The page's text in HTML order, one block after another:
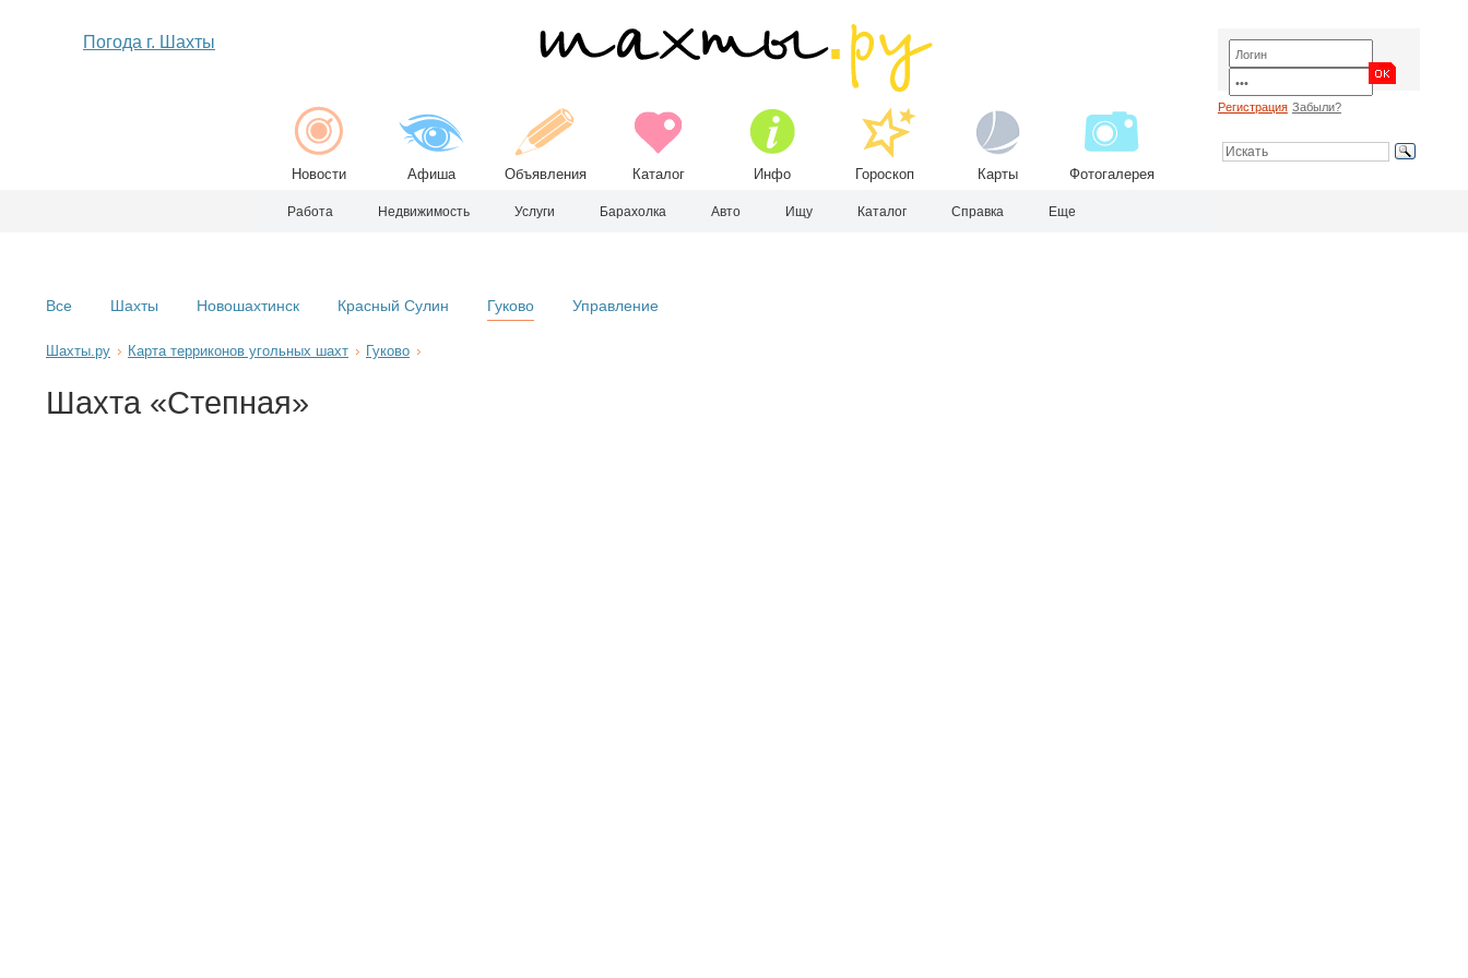
Погода г. Шахты
Новости Афиша Объявления Каталог Инфо Гороскоп Карты Фотогалерея
Регистрация Забыли?
Работа Недвижимость Услуги Барахолка Авто Ищу Каталог Справка Еще
Все Шахты Новошахтинск Красный Сулин Гуково Управление
Шахты.ру Карта терриконов угольных шахт Гуково
Шахта «Степная»